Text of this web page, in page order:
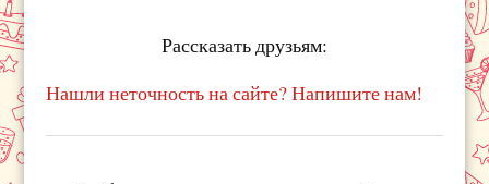
Рассказать друзьям:
Нашли неточность на сайте? Напишите нам!